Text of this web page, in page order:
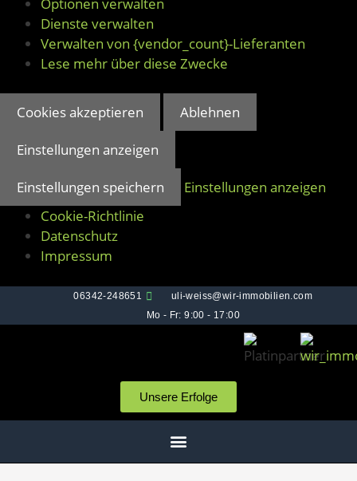
Dienste verwalten
Verwalten von {vendor_count}-Lieferanten
Lese mehr über diese Zwecke
Cookies akzeptieren Ablehnen
Einstellungen anzeigen
Einstellungen speichern
Einstellungen anzeigen
Cookie-Richtlinie
Datenschutz
Impressum
06342-248651
uli-weiss@wir-immobilien.com
Mo - Fr: 9:00 - 17:00
Unsere Erfolge